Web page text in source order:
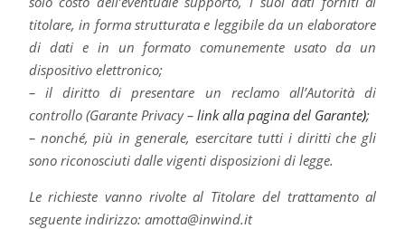
titolare, in forma strutturata e leggibile da un elaboratore
di dati e in un formato comunemente usato da un
dispositivo elettronico;
– il diritto di presentare un reclamo all’Autorità di
controllo (Garante Privacy –link alla pagina del Garante);
– nonché, più in generale, esercitare tutti i diritti che gli
sono riconosciuti dalle vigenti disposizioni di legge.
Le richieste vanno rivolte al Titolare del trattamento al
seguente indirizzo: amotta@inwind.it